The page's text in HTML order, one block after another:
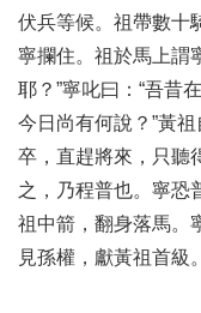
伏兵等候。祖帶數十
寧攔住。祖於馬上謂
耶？”寧叱曰：“吾昔
今日尚有何說？”黃
卒，直趕將來，只聽
之，乃程普也。寧恐
祖中箭，翻身落馬。
見孫權，獻黃祖首級。